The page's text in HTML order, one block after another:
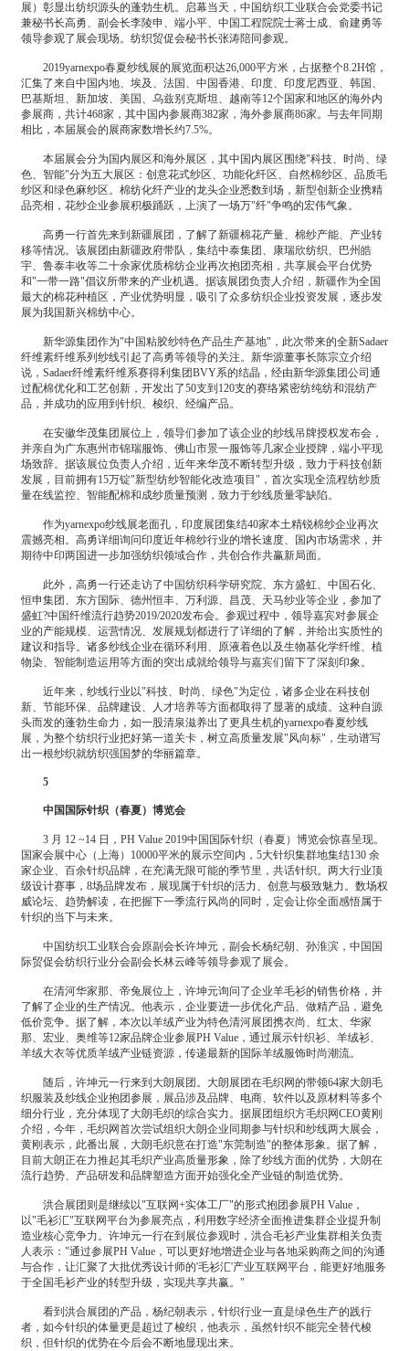
展）彰显出纺织源头的蓬勃生机。启幕当天，中国纺织工业联合会党委书记
兼秘书长高勇、副会长李陵申、端小平、中国工程院院士蒋士成、俞建勇等
领导参观了展会现场。纺织贸促会秘书长张涛陪同参观。
2019yarnexpo春夏纱线展的展览面积达26,000平方米，占据整个8.2H馆，
汇集了来自中国内地、埃及、法国、中国香港、印度、印度尼西亚、韩国、
巴基斯坦、新加坡、美国、乌兹别克斯坦、越南等12个国家和地区的海外内
参展商，共计468家，其中国内参展商382家，海外参展商86家。与去年同期
相比，本届展会的展商家数增长约7.5%。
本届展会分为国内展区和海外展区，其中国内展区围绕"科技、时尚、绿
色、智能"分为五大展区：创意花式纱区、功能化纤区、自然棉纱区、品质毛
纱区和绿色麻纱区。棉纺化纤产业的龙头企业悉数到场，新型创新企业携精
品亮相，花纱企业参展积极踊跃，上演了一场万"纤"争鸣的宏伟气象。
高勇一行首先来到新疆展团，了解了新疆棉花产量、棉纱产能、产业转
移等情况。该展团由新疆政府带队，集结中泰集团、康瑞欣纺织、巴州皓
宇、鲁泰丰收等二十余家优质棉纺企业再次抱团亮相，共享展会平台优势
和"一带一路"倡议所带来的产业机遇。据该展团负责人介绍，新疆作为全国
最大的棉花种植区，产业优势明显，吸引了众多纺织企业投资发展，逐步发
展为我国新兴棉纺中心。
新华源集团作为"中国粘胶纱特色产品生产基地"，此次带来的全新Sadaer
纤维素纤维系列纱线引起了高勇等领导的关注。新华源董事长陈宗立介绍
说，Sadaer纤维素纤维系赛得利集团BVY系的结晶，经由新华源集团公司通
过配棉优化和工艺创新，开发出了50支到120支的赛络紧密纺纯纺和混纺产
品，并成功的应用到针织、梭织、经编产品。
在安徽华茂集团展位上，领导们参加了该企业的纱线吊牌授权发布会，
并亲自为广东惠州市锦瑞服饰、佛山市景一服饰等几家企业授牌，端小平现
场致辞。据该展位负责人介绍，近年来华茂不断转型升级，致力于科技创新
发展，目前拥有15万锭"新型纺纱智能化改造项目"，首次实现全流程纺纱质
量在线监控、智能配棉和成纱质量预测，致力于纱线质量零缺陷。
作为yarnexpo纱线展老面孔，印度展团集结40家本土精锐棉纱企业再次
震撼亮相。高勇详细询问印度近年棉纱行业的增长速度、国内市场需求，并
期待中印两国进一步加强纺织领域合作，共创合作共赢新局面。
此外，高勇一行还走访了中国纺织科学研究院、东方盛虹、中国石化、
恒申集团、东方国际、德州恒丰、万利源、昌茂、天马纱业等企业，参加了
盛虹?中国纤维流行趋势2019/2020发布会。参观过程中，领导嘉宾对参展企
业的产能规模、运营情况、发展规划都进行了详细的了解，并给出实质性的
建议和指导。诸多纱线企业在循环利用、原液着色以及生物基化学纤维、植
物染、智能制造运用等方面的突出成就给领导与嘉宾们留下了深刻印象。
近年来，纱线行业以"科技、时尚、绿色"为定位，诸多企业在科技创
新、节能环保、品牌建设、人才培养等方面都取得了显著的成绩。这种自源
头而发的蓬勃生命力，如一股清泉滋养出了更具生机的yarnexpo春夏纱线
展，为整个纺织行业把好第一道关卡，树立高质量发展"风向标"，生动谱写
出一根纱织就纺织强国梦的华丽篇章。
5
中国国际针织（春夏）博览会
3 月 12 ~14 日，PH Value 2019中国国际针织（春夏）博览会惊喜呈现。
国家会展中心（上海）10000平米的展示空间内，5大针织集群地集结130 余
家企业、百余针织品牌，在充满无限可能的季节里，共话针织。两大行业顶
级设计赛事，8场品牌发布，展现属于针织的活力、创意与极致魅力。数场权
威论坛、趋势解读，在把握下一季流行风尚的同时，定会让你全面感悟属于
针织的当下与未来。
中国纺织工业联合会原副会长许坤元，副会长杨纪朝、孙淮滨，中国国
际贸促会纺织行业分会副会长林云峰等领导参观了展会。
在清河华家那、帝兔展位上，许坤元询问了企业羊毛衫的销售价格，并
了解了企业的生产情况。他表示，企业要进一步优化产品、做精产品，避免
低价竞争。据了解，本次以羊绒产业为特色清河展团携衣尚、红太、华家
那、宏业、奥维等12家品牌企业参展PH Value，通过展示针织衫、羊绒衫、
羊绒大衣等优质羊绒产业链资源，传递最新的国际羊绒服饰时尚潮流。
随后，许坤元一行来到大朗展团。大朗展团在毛织网的带领64家大朗毛
织服装及纱线企业抱团参展，展品涉及品牌、电商、软件以及原材料等多个
细分行业，充分体现了大朗毛织的综合实力。据展团组织方毛织网CEO黄刚
介绍，今年，毛织网首次尝试组织大朗企业同期参与针织和纱线两大展会，
黄刚表示，此番出展，大朗毛织意在打造"东莞制造"的整体形象。据了解，
目前大朗正在力推起其毛织产业高质量形象，除了纱线方面的优势，大朗在
流行趋势、产品研发和品牌塑造方面开始强化全产业链的制造优势。
洪合展团则是继续以"互联网+实体工厂"的形式抱团参展PH Value，
以"毛衫汇"互联网平台为参展亮点，利用数字经济全面推进集群企业提升制
造业核心竞争力。许坤元一行在到展位参观时，洪合毛衫产业集群相关负责
人表示："通过参展PH Value，可以更好地增进企业与各地采购商之间的沟通
与合作，让汇聚了大批优秀设计师的'毛衫汇'产业互联网平台，能更好地服务
于全国毛衫产业的转型升级，实现共享共赢。"
看到洪合展团的产品，杨纪朝表示，针织行业一直是绿色生产的践行
者，如今针织的体量更是超过了梭织，他表示，虽然针织不能完全替代梭
织，但针织的优势在今后会不断地显现出来。